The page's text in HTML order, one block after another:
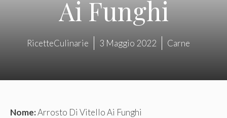
Ai Funghi
RicetteCulinarie 3 Maggio 2022 Carne
Nome:Arrosto Di Vitello Ai Funghi